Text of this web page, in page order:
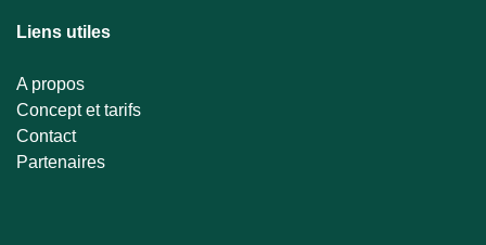
Liens utiles
A propos
Concept et tarifs
Contact
Partenaires